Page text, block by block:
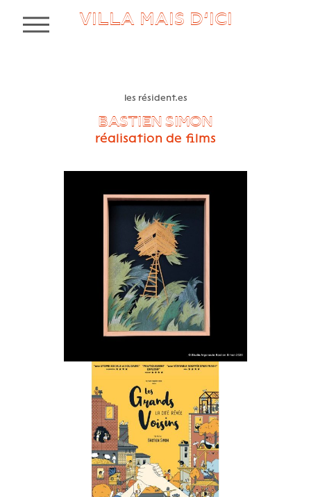
VILLA MAIS D’ICI
MENU
les résident.es
BASTIEN SIMON
réalisation de films